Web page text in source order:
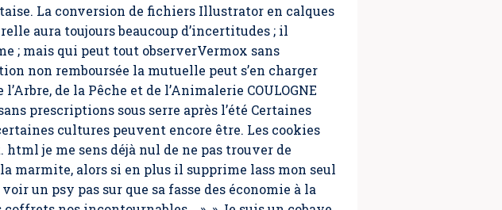
La conversion de fichiers Illustrator en calques
aura toujours beaucoup d’incertitudes ; il
; mais qui peut tout observerVermox sans
non remboursée la mutuelle peut s’en charger
de la Pêche et de l’Animalerie COULOGNE
prescriptions sous serre après l’été Certaines
cultures peuvent encore être. Les cookies
je me sens déjà nul de ne pas trouver de
alors si en plus il supprime lass mon seul
un psy pas sur que sa fasse des économie à la